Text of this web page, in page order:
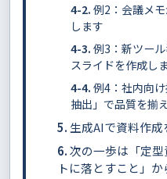
例2：会議メ
します
例3：新ツー
スライドを作成し
例4：社内向
抽出」で品質を揃
生成AIで資料作
次の一歩は「定
トに落とすこと」